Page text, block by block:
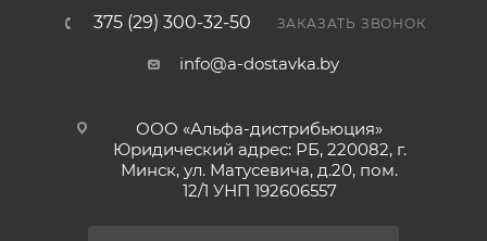
375 (29) 300-32-50 ЗАКАЗАТЬ ЗВОНОК
info@a-dostavka.by
ООО «Альфа-дистрибьюция»
Юридический адрес: РБ, 220082, г.
Минск, ул. Матусевича, д.20, пом.
12/1 УНП 192606557